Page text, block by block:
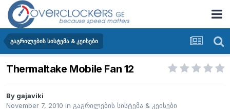
გაგრილების სისტემა & კეისები
Thermaltake Mobile Fan 12
By gajaviki
November 7, 2010 in გაგრილების სისტემა & კეისები